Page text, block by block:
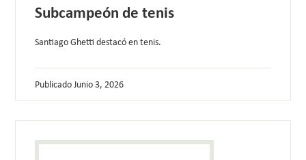
Subcampeón de tenis
Santiago Ghetti destacó en tenis.
PublicadoJunio 3, 2026